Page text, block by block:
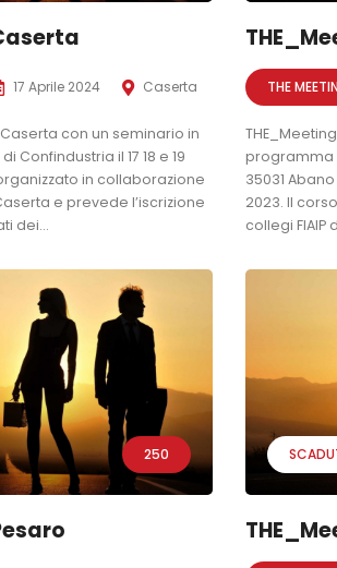
17 Aprile 2024 Caserta
con un seminario in
il 17 18 e 19
in collaborazione
e prevede l’iscrizione
dei...
THE
programma
35031
2023. Il
collegi FIAIP
250